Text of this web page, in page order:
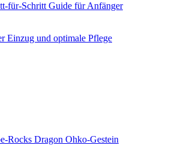
für-Schritt Guide für Anfänger
Einzug und optimale Pflege
Rocks Dragon Ohko-Gestein